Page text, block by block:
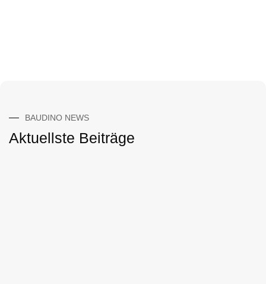
BAUDINO NEWS
Aktuellste Beiträge